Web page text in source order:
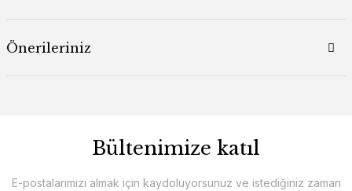
Önerileriniz
Bültenimize katıl
E-postalarımızı almak için kaydoluyorsunuz ve istediğiniz zaman